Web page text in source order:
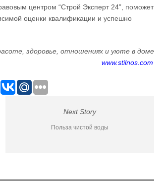
центром “Строй Эксперт 24”, поможет
оценки квалификации и успешно
здоровье, отношениях и уюте в доме
www.stilnos.com
Next Story
Польза чистой воды